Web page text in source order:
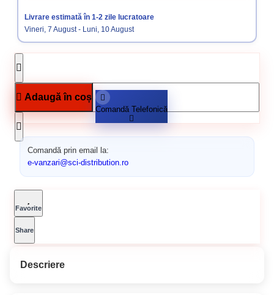
Livrare estimată în 1-2 zile lucratoare
Vineri, 7 August - Luni, 10 August
Adaugă în coș
Comandă Telefonică
Comandă prin email la:
e-vanzari@sci-distribution.ro
Favorite
Share
Descriere